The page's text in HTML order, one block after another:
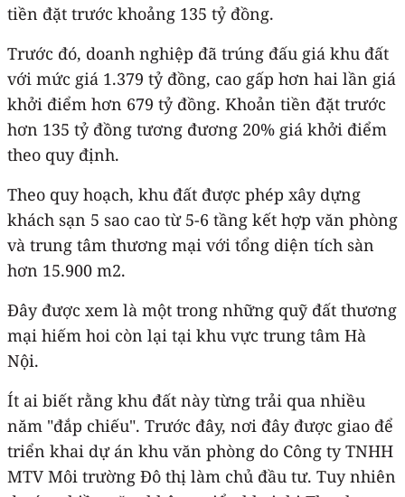
tiền đặt trước khoảng 135 tỷ đồng.
Trước đó, doanh nghiệp đã trúng đấu giá khu đất
với mức giá 1.379 tỷ đồng, cao gấp hơn hai lần giá
khởi điểm hơn 679 tỷ đồng. Khoản tiền đặt trước
hơn 135 tỷ đồng tương đương 20% giá khởi điểm
theo quy định.
Theo quy hoạch, khu đất được phép xây dựng
khách sạn 5 sao cao từ 5-6 tầng kết hợp văn phòng
và trung tâm thương mại với tổng diện tích sàn
hơn 15.900 m2.
Đây được xem là một trong những quỹ đất thương
mại hiếm hoi còn lại tại khu vực trung tâm Hà
Nội.
Ít ai biết rằng khu đất này từng trải qua nhiều
năm "đắp chiếu". Trước đây, nơi đây được giao để
triển khai dự án khu văn phòng do Công ty TNHH
MTV Môi trường Đô thị làm chủ đầu tư. Tuy nhiên